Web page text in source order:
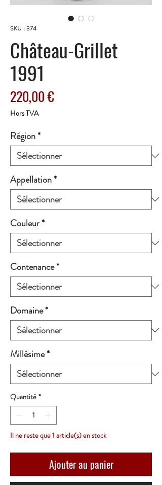
SKU : 374
Château-Grillet
1991
220,00 €Prix
Hors TVA
Région*
Appellation*
Couleur*
Contenance*
Domaine*
Millésime*
Quantité *
Il ne reste que 1 article(s) en stock
Ajouter au panier